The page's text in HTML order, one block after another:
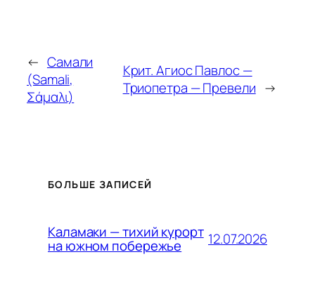
← Самали
(Samali,
Σάμαλι)
Крит. Агиос Павлос —
Триопетра — Превели →
БОЛЬШЕ ЗАПИСЕЙ
Каламаки — тихий курорт
на южном побережье 12.07.2026